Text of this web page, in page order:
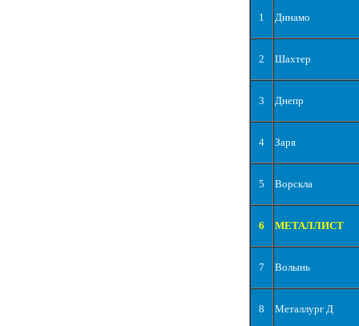
1 Динамо
2 Шахтер
3 Днепр
4 Заря
5 Ворскла
6 МЕТАЛЛИСТ
7 Волынь
8 Металлург Д